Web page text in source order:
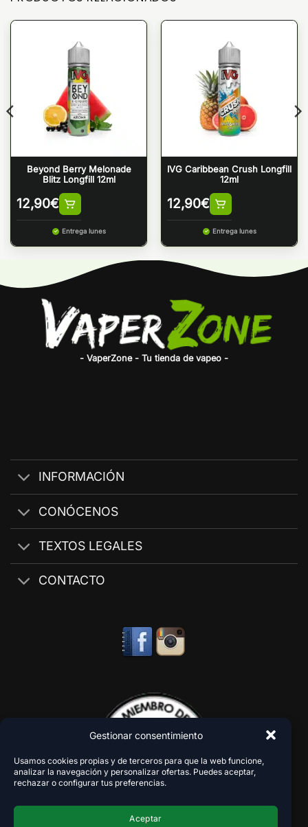
Gestionar consentimiento
Usamos cookies propias y de terceros para que la web funcione,
analizar la navegación y personalizar ofertas. Puedes aceptar,
rechazar o configurar tus preferencias.
Aceptar
Beyond Berry Melonade
Blitz Longfill 12ml
12,90€
Entrega lunes
IVG Caribbean Crush Longfill
12ml
12,90€
Entrega lunes
- VaperZone - Tu tienda de vapeo -
INFORMACIÓN
CONÓCENOS
TEXTOS LEGALES
CONTACTO